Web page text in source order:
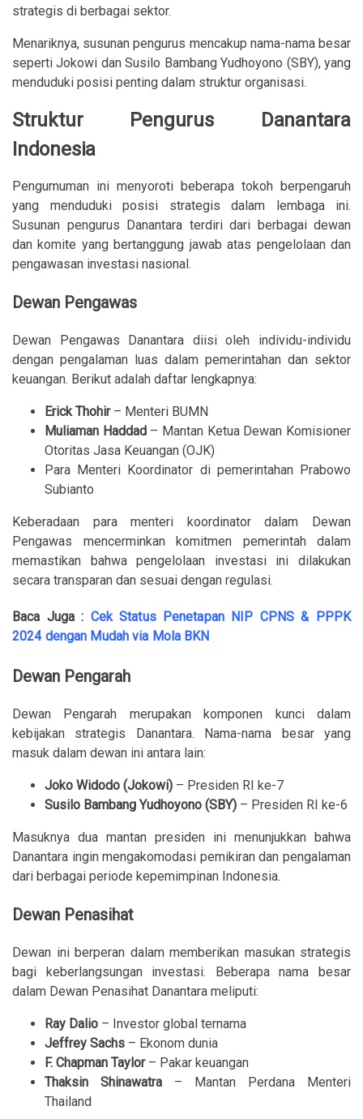
strategis di berbagai sektor.
Menariknya, susunan pengurus mencakup nama-nama besar
seperti Jokowi dan Susilo Bambang Yudhoyono (SBY), yang
menduduki posisi penting dalam struktur organisasi.
Struktur Pengurus Danantara
Indonesia
Pengumuman ini menyoroti beberapa tokoh berpengaruh
yang menduduki posisi strategis dalam lembaga ini.
Susunan pengurus Danantara terdiri dari berbagai dewan
dan komite yang bertanggung jawab atas pengelolaan dan
pengawasan investasi nasional.
Dewan Pengawas
Dewan Pengawas Danantara diisi oleh individu-individu
dengan pengalaman luas dalam pemerintahan dan sektor
keuangan. Berikut adalah daftar lengkapnya:
Erick Thohir– Menteri BUMN
Muliaman Haddad– Mantan Ketua Dewan Komisioner
Otoritas Jasa Keuangan (OJK)
Para Menteri Koordinator di pemerintahan Prabowo
Subianto
Keberadaan para menteri koordinator dalam Dewan
Pengawas mencerminkan komitmen pemerintah dalam
memastikan bahwa pengelolaan investasi ini dilakukan
secara transparan dan sesuai dengan regulasi.
Baca Juga : Cek Status Penetapan NIP CPNS & PPPK
2024 dengan Mudah via Mola BKN
Dewan Pengarah
Dewan Pengarah merupakan komponen kunci dalam
kebijakan strategis Danantara. Nama-nama besar yang
masuk dalam dewan ini antara lain:
Joko Widodo (Jokowi) – Presiden RI ke-7
Susilo Bambang Yudhoyono (SBY) – Presiden RI ke-6
Masuknya dua mantan presiden ini menunjukkan bahwa
Danantara ingin mengakomodasi pemikiran dan pengalaman
dari berbagai periode kepemimpinan Indonesia.
Dewan Penasihat
Dewan ini berperan dalam memberikan masukan strategis
bagi keberlangsungan investasi. Beberapa nama besar
dalam Dewan Penasihat Danantara meliputi:
Ray Dalio – Investor global ternama
Jeffrey Sachs – Ekonom dunia
F. Chapman Taylor– Pakar keuangan
Thaksin Shinawatra – Mantan Perdana Menteri
Thailand